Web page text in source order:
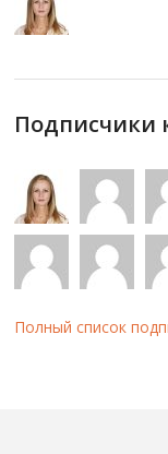
Подписчики
Полный список